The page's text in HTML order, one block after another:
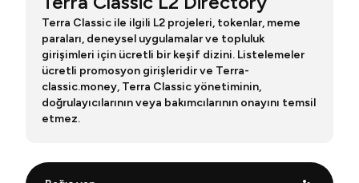
Terra Classic ile ilgili L2 projeleri, tokenlar, meme
paraları, deneysel uygulamalar ve topluluk
girişimleri için ücretli bir keşif dizini. Listelemeler
ücretli promosyon girişleridir ve Terra-
classic.money, Terra Classic yönetiminin,
doğrulayıcılarının veya bakımcılarının onayını temsil
etmez.